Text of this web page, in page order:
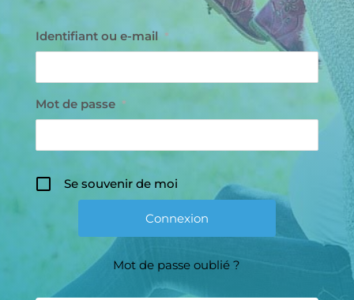
Identifiant ou e-mail *
Mot de passe *
Se souvenir de moi
Mot de passe oublié ?